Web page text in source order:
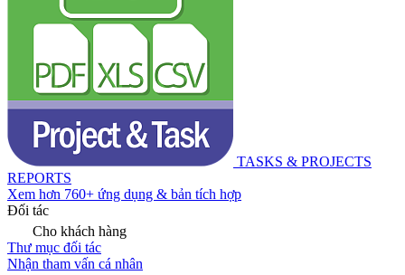
TASKS & PROJECTS
REPORTS
Xem hơn 760+ ứng dụng & bản tích hợp
Đối tác
Cho khách hàng
Thư mục đối tác
Nhận tham vấn cá nhân